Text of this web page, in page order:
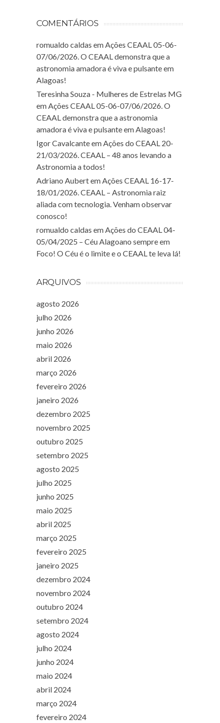
COMENTÁRIOS
romualdo caldas em Ações CEAAL 05-06-
07/06/2026. O CEAAL demonstra que a
astronomia amadora é viva e pulsante em
Alagoas!
Teresinha Souza - Mulheres de Estrelas MG
em Ações CEAAL 05-06-07/06/2026. O
CEAAL demonstra que a astronomia
amadora é viva e pulsante em Alagoas!
Igor Cavalcanteem Ações do CEAAL 20-
21/03/2026. CEAAL – 48 anos levando a
Astronomia a todos!
Adriano Aubertem Ações CEAAL 16-17-
18/01/2026. CEAAL – Astronomia raiz
aliada com tecnologia. Venham observar
conosco!
romualdo caldas em Ações do CEAAL 04-
05/04/2025 – Céu Alagoano sempre em
Foco! O Céu é o limite e o CEAAL te leva lá!
ARQUIVOS
agosto 2026
julho 2026
junho 2026
maio 2026
abril 2026
março 2026
fevereiro 2026
janeiro 2026
dezembro 2025
novembro 2025
outubro 2025
setembro 2025
agosto 2025
julho 2025
junho 2025
maio 2025
abril 2025
março 2025
fevereiro 2025
janeiro 2025
dezembro 2024
novembro 2024
outubro 2024
setembro 2024
agosto 2024
julho 2024
junho 2024
maio 2024
abril 2024
março 2024
fevereiro 2024